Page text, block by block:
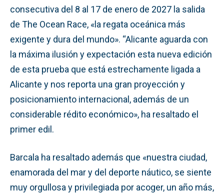
consecutiva del 8 al 17 de enero de 2027 la salida
de The Ocean Race, «la regata oceánica más
exigente y dura del mundo». “Alicante aguarda con
la máxima ilusión y expectación esta nueva edición
de esta prueba que está estrechamente ligada a
Alicante y nos reporta una gran proyección y
posicionamiento internacional, además de un
considerable rédito económico», ha resaltado el
primer edil.
Barcala ha resaltado además que «nuestra ciudad,
enamorada del mar y del deporte náutico, se siente
muy orgullosa y privilegiada por acoger, un año más,